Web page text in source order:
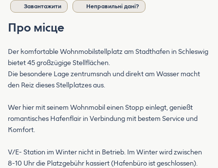
Завантажити Неправильні дані?
Про місце
Der komfortable Wohnmobilstellplatz am Stadthafen in Schleswig
bietet 45 großzügige Stellflächen.
Die besondere Lage zentrumsnah und direkt am Wasser macht
den Reiz dieses Stellplatzes aus.
Wer hier mit seinem Wohnmobil einen Stopp einlegt, genießt
romantisches Hafenflair in Verbindung mit bestem Service und
Komfort.
V/E- Station im Winter nicht in Betrieb. Im Winter wird zwischen
8-10 Uhr die Platzgebühr kassiert (Hafenbüro ist geschlossen).